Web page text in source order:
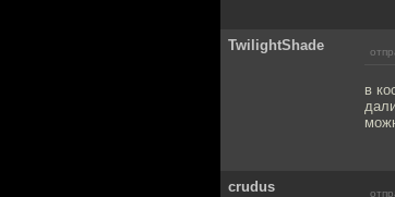
TwilightShade
в
crudus